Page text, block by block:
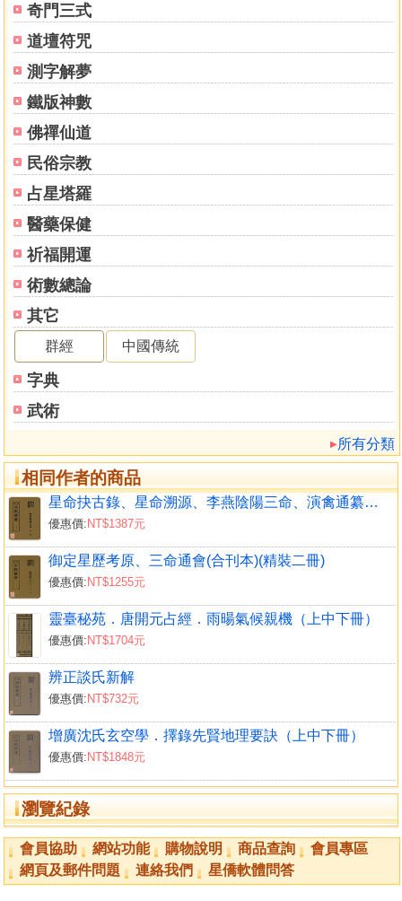
奇門三式
道壇符咒
測字解夢
鐵版神數
佛禪仙道
民俗宗教
占星塔羅
醫藥保健
祈福開運
術數總論
其它
群經 中國傳統
字典
武術
所有分類
相同作者的商品
星命抉古錄、星命溯源、李燕陰陽三命、演禽通纂、禽星易見、星學大成(合刊)(精裝二冊)
優惠價: NT$1387元
御定星歷考原、三命通會(合刊本)(精裝二冊)
優惠價: NT$1255元
靈臺秘苑．唐開元占經．雨暘氣候親機（上中下冊）
優惠價: NT$1704元
辨正談氏新解
優惠價: NT$732元
增廣沈氏玄空學．擇錄先賢地理要訣（上中下冊）
優惠價: NT$1848元
瀏覽紀錄
會員協助 網站功能 購物說明 商品查詢
會員專區
網頁及郵件問題
連絡我們 星僑軟體問答